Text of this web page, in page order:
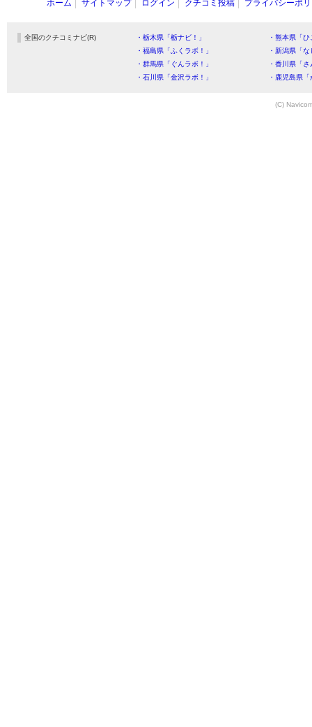
ホーム サイトマップ ログイン クチコミ投稿 プライバシーポ
全国のクチコミナビ(R) ・栃木県「栃ナビ！」
・熊本県「
・福島県「ふくラボ！」
・新潟県「
・群馬県「ぐんラボ！」
・香川県「
・石川県「金沢ラボ！」
・鹿児島県
(C)